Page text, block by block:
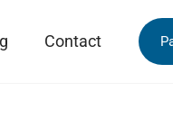
Contact